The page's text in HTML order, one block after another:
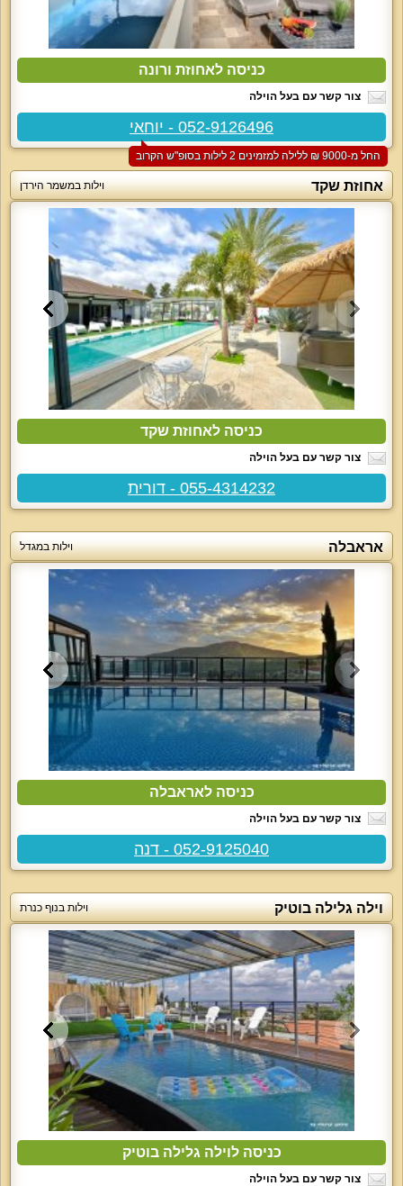
כניסה לאחוזת ורונה
צור קשר עם בעל הוילה
052-9126496 - יוחאי
החל מ-‏9000 ₪ ללילה למזמינים 2 לילות בסופ"ש הקרוב
אחוזת שקד וילות במשמר הירדן
כניסה לאחוזת שקד
צור קשר עם בעל הוילה
055-4314232 - דורית
אראבלה וילות במגדל
כניסה לאראבלה
צור קשר עם בעל הוילה
052-9125040 - דנה
וילה גלילה בוטיק וילות בנוף כנרת
כניסה לוילה גלילה בוטיק
צור קשר עם בעל הוילה